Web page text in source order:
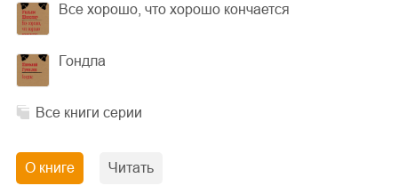
Все хорошо, что хорошо кончается
Гондла
Все книги серии
О книге Читать